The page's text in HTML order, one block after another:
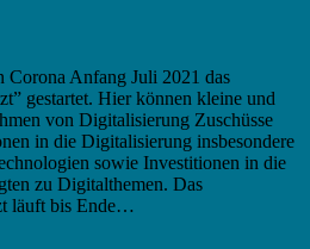
Anfang Juli 2021 das
gestartet. Hier können kleine und
von Digitalisierung Zuschüsse
in die Digitalisierung insbesondere
sowie Investitionen in die
zu Digitalthemen. Das
läuft bis Ende…